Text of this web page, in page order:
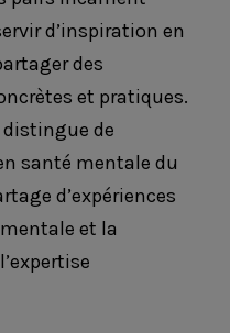
d’inspiration en
des
et pratiques.
distingue de
santé mentale du
d’expériences
et la